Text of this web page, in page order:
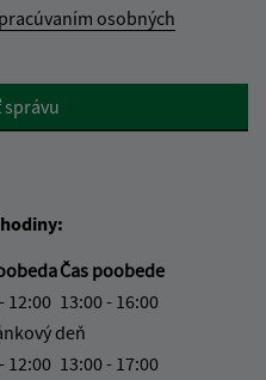
osobných
správu
Čas poobede
12:00 13:00 - 16:00
deň
12:00 13:00 - 17:00